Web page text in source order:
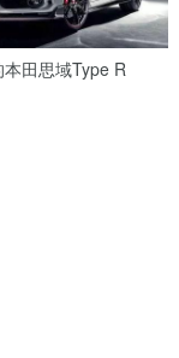
田思域Type R